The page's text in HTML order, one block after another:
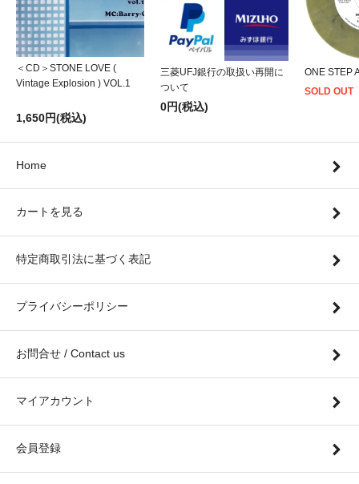
＜CD＞STONE LOVE (
Vintage Explosion ) VOL.1
1,650円(税込)
三菱UFJ銀行の取扱い再開に
ついて
0円(税込)
ONE STEP
SOLD OUT
Home
カートを見る
特定商取引法に基づく表記
プライバシーポリシー
お問合せ / Contact us
マイアカウント
会員登録